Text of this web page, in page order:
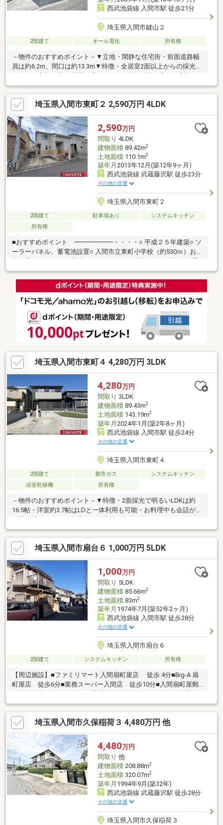
西武池袋線 入間市駅 徒歩21分
埼玉県入間市鍵山２
2階建て オール電化 所有権
－物件のおすすめポイント－▼立地・閑静な住宅街・前面道路幅
員は約6.2m、間口は約13.3m▼特徴・全居室2面以上からの採光を
確保・ご家族が長い時間を過ごすLDKは約17.4帖の広さ・家族を
見守れる対面式キッチン、勝手口有・主寝室はゆとりある約8.1
帖、WICを設置・洗髪洗面化粧台有・駐車スペース有(車種によ
る)▼周辺環境・スーパーバリューロピア入間春日町店 徒歩6分(約
420m)・スーパー「いなげや入間春日町店」徒歩8分(約640m)■ ご
希望の住まい探しをお手伝いします ━━━━━・・・物件の詳
細・ご相談はお気軽にお問い合わせください。
埼玉県入間市東町２ 2,590万円 4LDK
2,590万円
間取り 4LDK
建物面積89.42m2
土地面積110.1m2
築年月 2013年12月(築12年9ヶ月)
西武池袋線 武蔵藤沢駅 徒歩23分
その他の交通
埼玉県入間市東町２
2階建て 駐車場あり
システムキッチン
所有権
■おすすめポイント ━━━━━━・・・・○ 平成２５年建築○ ソ
ーラーパネル、蓄電池設置○ 入間市立東町小学校（約530ｍ）お子
した４ＬＤＫ○ インテリアの映える広々としたＬＤＫ約15帖○ 家
族との会話が弾む対面式キッチン○ ワイドな鏡を備えた洗面化粧
台○ 全居室収納あり○ 床下収納庫あり・本物件ご購入時にかかる
諸費用、住宅ローン利用時の月々の返済例等を記載した資金計画
い合わせください。
埼玉県入間市東町４ 4,280万円 3LDK
4,280万円
間取り 3LDK
建物面積89.43m2
土地面積143.19m2
築年月 2024年1月(築2年8ヶ月)
西武池袋線 入間市駅 徒歩24分
その他の交通
埼玉県入間市東町４
2階建て 都市ガス
システムキッチン
浴室乾燥機
所有権
－物件のおすすめポイント－▼特徴・2面採光で明るいLDKは約
16.5帖・洋室約3.7帖はLDと一体利用も可能・お料理中も会話が弾
む対面式キッチン・食品や日用品等を収納可能なパントリー有・
南東向きバルコニーにつき陽当り良好・各階にトイレ有、来客時
も気兼ねなく利用可能・防犯面に配慮されたTVモニタ付インター
ホン有・ガーデニング等を楽しめるお庭有・カースペース2台分有
(車種による)▼設備・浴室乾燥機▼周辺環境・入間市立東町小学
校 徒歩9分(約670m)■ ご希望の住まい探しをお手伝いします
━━━━━・・・物件の詳細・ご相談はお気軽にお問い合わせく
ださい。
埼玉県入間市扇台６ 1,000万円 5LDK
1,000万円
間取り 5LDK
建物面積85.66m2
土地面積83m2
築年月 1974年7月(築52年2ヶ月)
西武池袋線 入間市駅 徒歩28分
その他の交通
埼玉県入間市扇台６
2階建て システムキッチン 所有権
【周辺施設】■ファミリマート入間扇町屋店 徒歩 4分■Big-A 扇
町屋店 徒歩6分■業務スーパー入間店 徒歩10分■入間扇町屋郵
徒歩 8分■めぐみ幼稚園 徒歩10分■扇小学校 徒歩 7分
■向原中学校 徒歩11分
埼玉県入間市久保稲荷３ 4,480万円 他
4,480万円
間取り 他
建物面積208.88m2
土地面積320.07m2
築年月 1994年9月(築32年)
西武池袋線 武蔵藤沢駅 徒歩28分
その他の交通
埼玉県入間市久保稲荷３